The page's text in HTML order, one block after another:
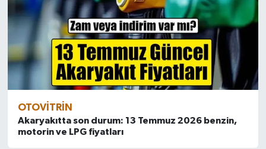
OTOVITRIN
Akaryakıtta son durum: 13 Temmuz 2026 benzin,
motorin ve LPG fiyatları